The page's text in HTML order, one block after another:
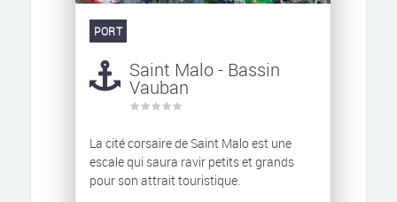
PORT
Saint Malo - Bassin
Vauban
La cité corsaire de Saint Malo est une
escale qui saura ravir petits et grands
pour son attrait touristique.